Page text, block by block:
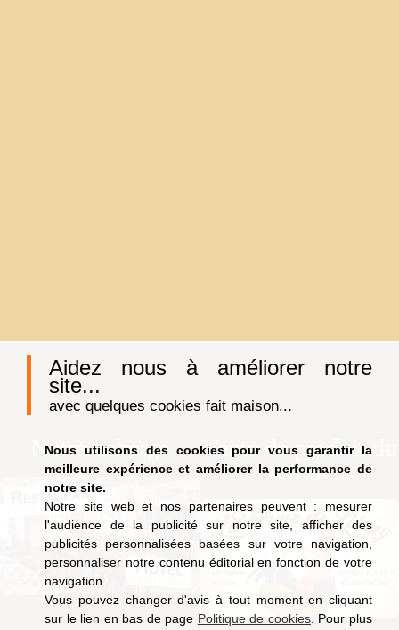
Aidez nous à améliorer notre
site...
avec quelques cookies fait maison...
Nous utilisons des cookies pour vous garantir la
meilleure expérience et améliorer la performance de
notre site.
Notre site web et nos partenaires peuvent : mesurer
l'audience de la publicité sur notre site, afficher des
publicités personnalisées basées sur votre navigation,
personnaliser notre contenu éditorial en fonction de votre
navigation.
Vous pouvez changer d'avis à tout moment en cliquant
sur le lien en bas de page Politique de cookies. Pour plus
Notre auberge
Vente de produit du
terroir